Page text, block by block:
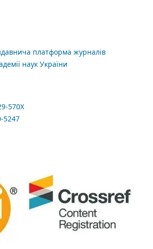
платформа журналів
наук України
570X
5247